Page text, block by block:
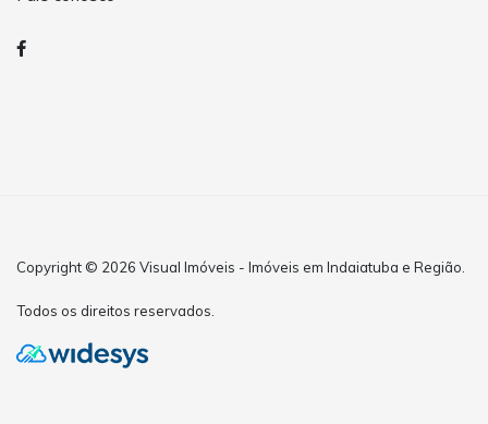
Copyright © 2026 Visual Imóveis - Imóveis em Indaiatuba e Região.
Todos os direitos reservados.